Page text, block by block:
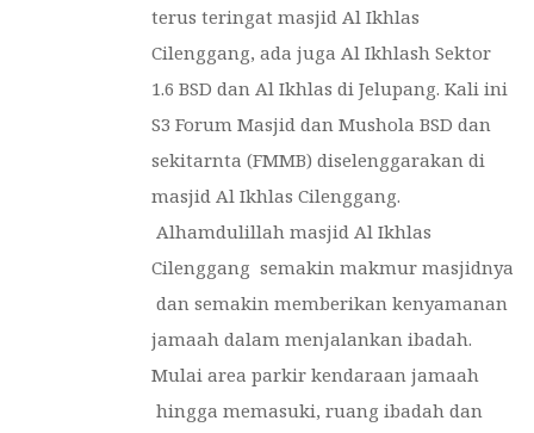
terus teringat masjid Al Ikhlas
Cilenggang, ada juga Al Ikhlash Sektor
1.6 BSD dan Al Ikhlas di Jelupang. Kali ini
S3 Forum Masjid dan Mushola BSD dan
sekitarnta (FMMB) diselenggarakan di
masjid Al Ikhlas Cilenggang.
Alhamdulillah masjid Al Ikhlas
Cilenggang semakin makmur masjidnya
dan semakin memberikan kenyamanan
jamaah dalam menjalankan ibadah.
Mulai area parkir kendaraan jamaah
hingga memasuki, ruang ibadah dan